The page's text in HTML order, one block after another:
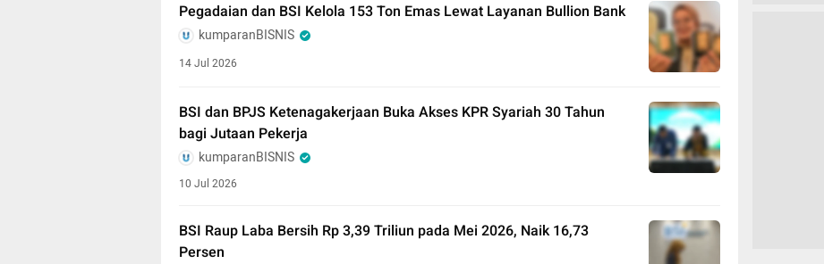
Pegadaian dan BSI Kelola 153 Ton Emas Lewat Layanan Bullion Bank
kumparanBISNIS
14 Jul 2026
BSI dan BPJS Ketenagakerjaan Buka Akses KPR Syariah 30 Tahun
bagi Jutaan Pekerja
kumparanBISNIS
10 Jul 2026
BSI Raup Laba Bersih Rp 3,39 Triliun pada Mei 2026, Naik 16,73
Persen